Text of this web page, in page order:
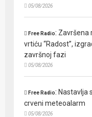
05/08/2026
Free Radio: Završena
vrtiću “Radost”,
završnoj fazi
05/08/2026
Free Radio: Nastavlja
crveni meteoalarm
05/08/2026